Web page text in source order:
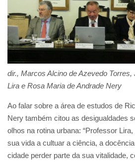
dir., Marcos Alcino de Azevedo
Lira e Rosa Maria de Andrade Nery
Ao falar sobre a área de estudos de
Nery também citou as desigualdades
olhos na rotina urbana: “Professor
sua vida a cultuar a ciência, a
cidade perder parte da sua vitalidade,